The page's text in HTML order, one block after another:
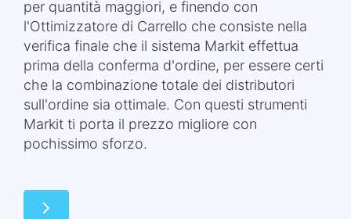
per quantità maggiori, e finendo con
l'Ottimizzatore di Carrello che consiste nella
verifica finale che il sistema Markit effettua
prima della conferma d'ordine, per essere certi
che la combinazione totale dei distributori
sull'ordine sia ottimale. Con questi strumenti
Markit ti porta il prezzo migliore con
pochissimo sforzo.